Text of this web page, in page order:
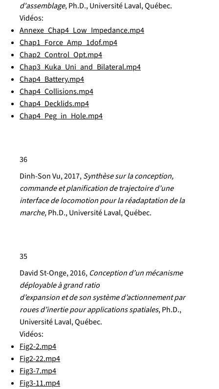
d'assemblage, Ph.D., Université Laval, Québec.
Vidéos:
Annexe_Chap4_Low_Impedance.mp4
Chap1_Force_Amp_1dof.mp4
Chap2_Control_Opt.mp4
Chap3_Kuka_Uni_and_Bilateral.mp4
Chap4_Battery.mp4
Chap4_Collisions.mp4
Chap4_Decklids.mp4
Chap4_Peg_in_Hole.mp4
36
Dinh-Son Vu, 2017,Synthèse sur la conception,
commande et planification de trajectoire d’une
interface de locomotion pour la réadaptation de la
marche, Ph.D., Université Laval, Québec.
35
David St-Onge, 2016, Conception d’un mécanisme
déployable à grand ratio
d’expansion et de son système d’actionnement par
roues d’inertie pour applications spatiales, Ph.D.,
Université Laval, Québec.
Vidéos:
Fig2-2.mp4
Fig2-22.mp4
Fig3-7.mp4
Fig3-11.mp4